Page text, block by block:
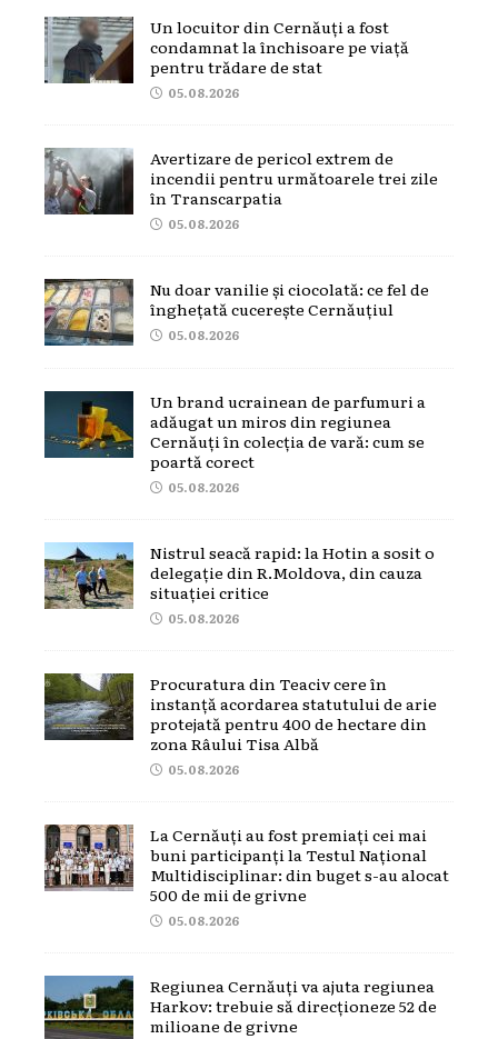
Un locuitor din Cernăuți a fost
condamnat la închisoare pe viață
pentru trădare de stat
05.08.2026
Avertizare de pericol extrem de
incendii pentru următoarele trei zile
în Transcarpatia
05.08.2026
Nu doar vanilie și ciocolată: ce fel de
înghețată cucerește Cernăuțiul
05.08.2026
Un brand ucrainean de parfumuri a
adăugat un miros din regiunea
Cernăuți în colecția de vară: cum se
poartă corect
05.08.2026
Nistrul seacă rapid: la Hotin a sosit o
delegație din R.Moldova, din cauza
situației critice
05.08.2026
Procuratura din Teaciv cere în
instanță acordarea statutului de arie
protejată pentru 400 de hectare din
zona Râului Tisa Albă
05.08.2026
La Cernăuți au fost premiați cei mai
buni participanți la Testul Național
Multidisciplinar: din buget s-au alocat
500 de mii de grivne
05.08.2026
Regiunea Cernăuți va ajuta regiunea
Harkov: trebuie să direcționeze 52 de
milioane de grivne